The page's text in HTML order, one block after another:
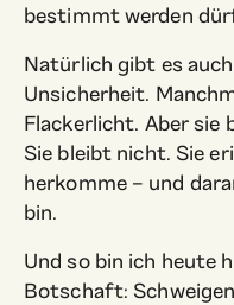
bestimmt werden
Natürlich gibt es
Unsicherheit.
Flackerlicht. Aber
Sie bleibt nicht. Sie
herkomme – und
bin.
Und so bin ich heute
Botschaft: